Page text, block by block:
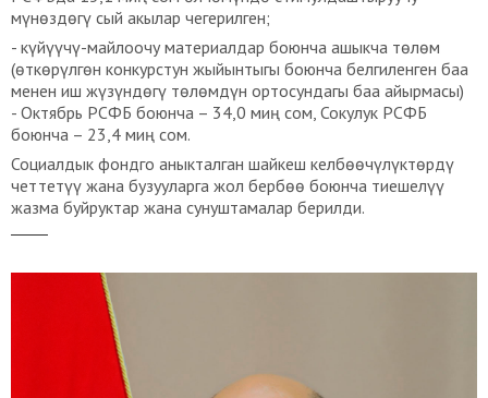
мүнөздөгү сый акылар чегерилген;
- күйүүчү-майлоочу материалдар боюнча ашыкча төлөм
(өткөрүлгөн конкурстун жыйынтыгы боюнча белгиленген баа
менен иш жүзүндөгү төлөмдүн ортосундагы баа айырмасы)
- Октябрь РСФБ боюнча – 34,0 миң сом, Сокулук РСФБ
боюнча – 23,4 миң сом.
Социалдык фондго аныкталган шайкеш келбөөчүлүктөрдү
четтетүү жана бузууларга жол бербөө боюнча тиешелүү
жазма буйруктар жана сунуштамалар берилди.